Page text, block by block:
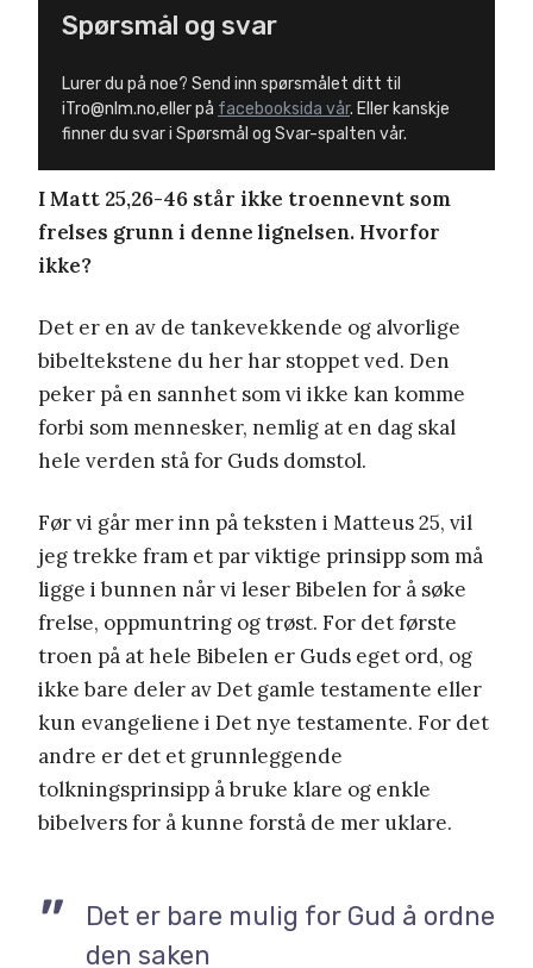
Spørsmål og svar
Lurer du på noe? Send inn spørsmålet ditt til
iTro@nlm.no,eller på facebooksida vår. Eller kanskje
finner du svar i Spørsmål og Svar-spalten vår.
I Matt 25,26-46 står ikke troennevnt som
frelses grunn i denne lignelsen. Hvorfor
ikke?
Det er en av de tankevekkende og alvorlige
bibeltekstene du her har stoppet ved. Den
peker på en sannhet som vi ikke kan komme
forbi som mennesker, nemlig at en dag skal
hele verden stå for Guds domstol.
Før vi går mer inn på teksten i Matteus 25, vil
jeg trekke fram et par viktige prinsipp som må
ligge i bunnen når vi leser Bibelen for å søke
frelse, oppmuntring og trøst. For det første
troen på at hele Bibelen er Guds eget ord, og
ikke bare deler av Det gamle testamente eller
kun evangeliene i Det nye testamente. For det
andre er det et grunnleggende
tolkningsprinsipp å bruke klare og enkle
bibelvers for å kunne forstå de mer uklare.
Det er bare mulig for Gud å ordne
den saken